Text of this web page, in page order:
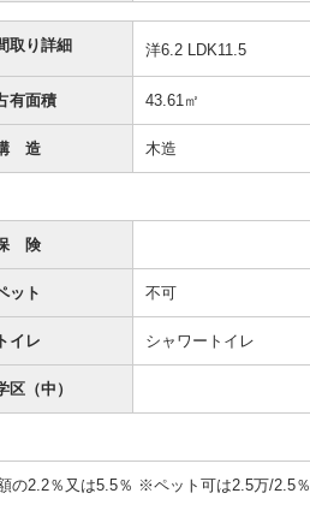
取り詳細 洋6.2 LDK11.5
有面積 43.61㎡
造 木造
険
ット 不可
トイレ シャワートイレ
区（中）
の2.2％又は5.5％ ※ペット可は2.5万/2.5％